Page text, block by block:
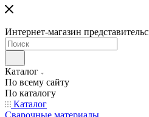
Интернет-магазин
Каталог
По всему сайту
По каталогу
Каталог
Сварочные материалы